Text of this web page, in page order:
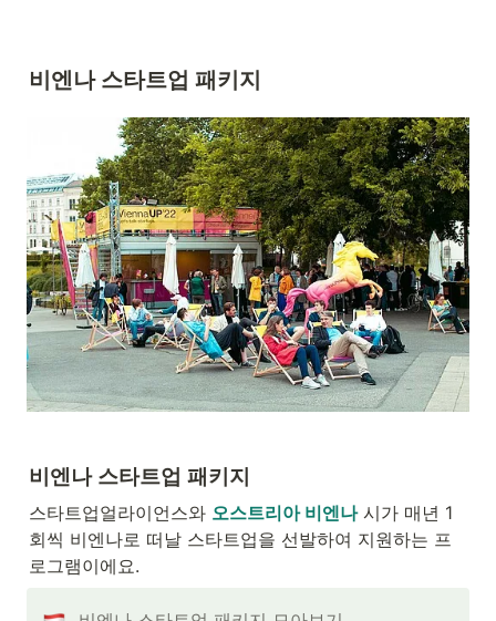
비엔나 스타트업 패키지
비엔나 스타트업 패키지
스타트업얼라이언스와 오스트리아 비엔나 시가 매년 1
회씩 비엔나로 떠날 스타트업을 선발하여 지원하는 프
로그램이에요.